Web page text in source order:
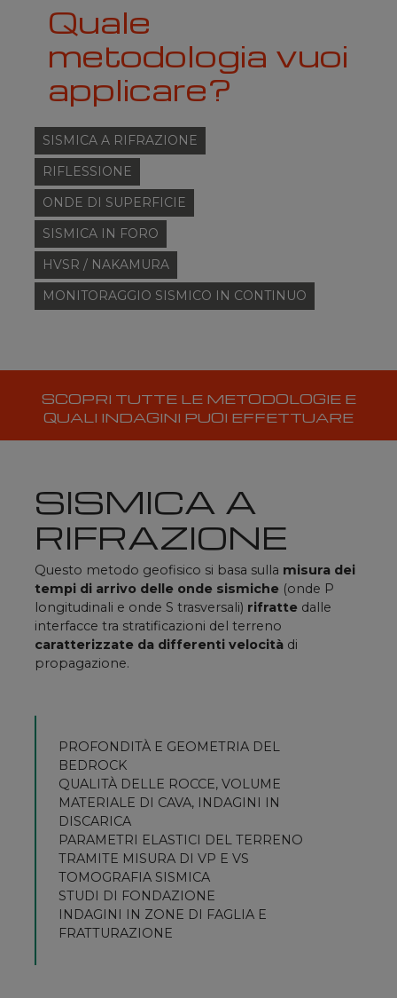
Quale
metodologia vuoi
applicare?
SCOPRI TUTTE LE METODOLOGIE E
QUALI INDAGINI PUOI EFFETTUARE
SISMICA A
RIFRAZIONE
Questo metodo geofisico si basa sulla misura dei
tempi di arrivo delle onde sismiche (onde P
longitudinali e onde S trasversali) rifratte dalle
interfacce tra stratificazioni del terreno
caratterizzate da differenti velocità di
propagazione.
PROFONDITÀ E GEOMETRIA DEL
BEDROCK
QUALITÀ DELLE ROCCE, VOLUME
MATERIALE DI CAVA, INDAGINI IN
DISCARICA
PARAMETRI ELASTICI DEL TERRENO
TRAMITE MISURA DI VP E VS
TOMOGRAFIA SISMICA
STUDI DI FONDAZIONE
INDAGINI IN ZONE DI FAGLIA E
FRATTURAZIONE